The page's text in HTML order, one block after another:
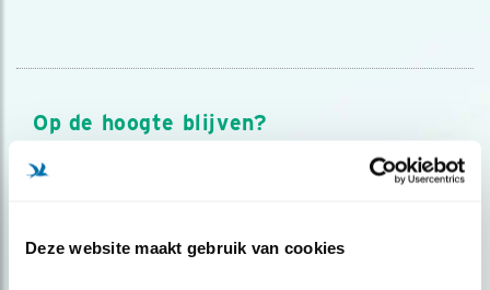
Deze website maakt gebruik van cookies
Op de hoogte blijven?
Meld je aan en ontvang nieuws, inspiratie, acties en tips
over vogels en activiteiten van Vogelbescherming.